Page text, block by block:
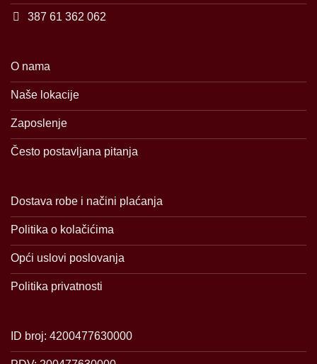
387 61 362 062
O nama
Naše lokacije
Zaposlenje
Često postavljana pitanja
Dostava robe i načini plaćanja
Politika o kolačićima
Opći uslovi poslovanja
Politika privatnosti
ID broj: 4200477630000